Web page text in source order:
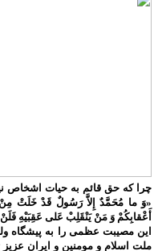
چرا که حق قائم به حیات اشخاص
«وَ ما مُحَمَّدٌ إِلاَّ رَسُولٌ قَدْ خَلَتْ مِنْ
أَعْقابِكُمْ وَ مَنْ يَنْقَلِبْ عَلى‌ عَقِبَيْهِ فَلَنْ
این مصیبت عظمی را به پیشگاه
ملت اسلام و مومنین و ایران